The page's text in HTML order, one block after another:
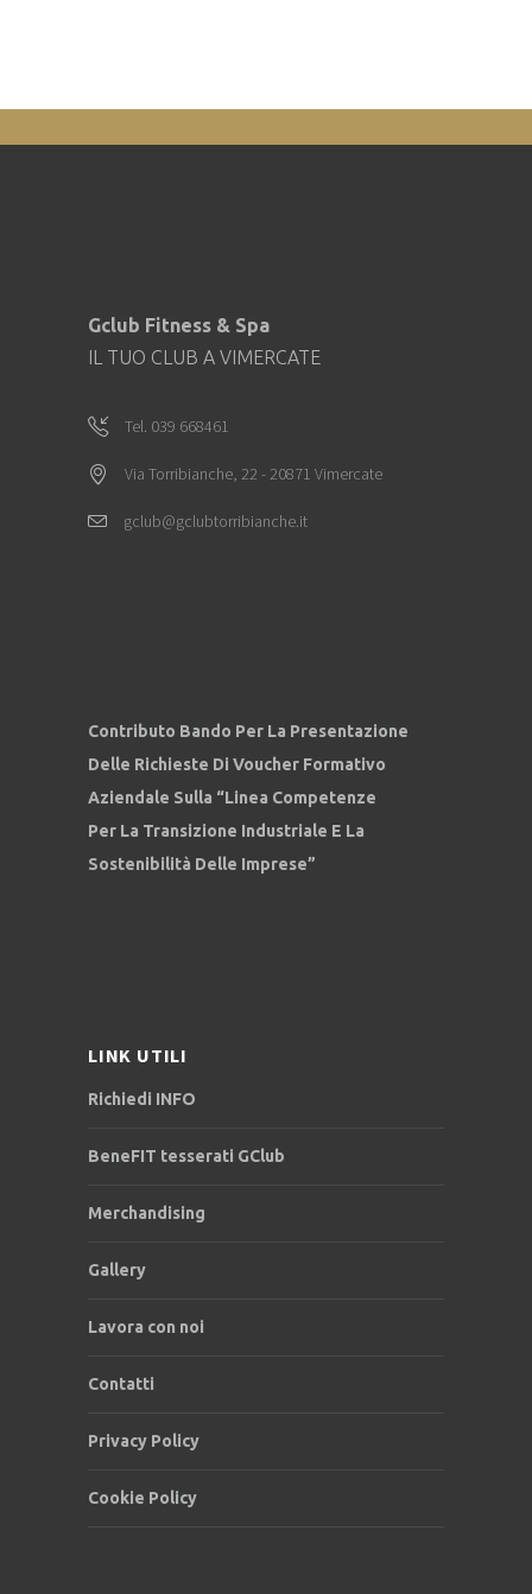
Gclub Fitness & Spa
IL TUO CLUB A VIMERCATE
Tel. 039 668461
Via Torribianche, 22 - 20871 Vimercate
gclub@gclubtorribianche.it
Contributo Bando Per La Presentazione
Delle Richieste Di Voucher Formativo
Aziendale Sulla “Linea Competenze
Per La Transizione Industriale E La
Sostenibilità Delle Imprese”
LINK UTILI
Richiedi INFO
BeneFIT tesserati GClub
Merchandising
Gallery
Lavora con noi
Contatti
Privacy Policy
Cookie Policy